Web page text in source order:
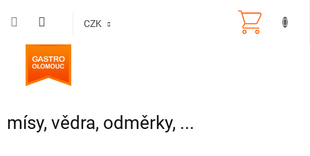
CZK
mísy, vědra, odměrky, ...